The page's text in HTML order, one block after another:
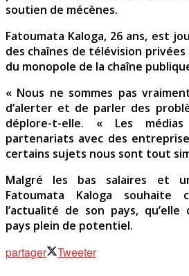
soutien de mécènes.
Fatoumata Kaloga, 26 ans, est
des chaînes de télévision
du monopole de la chaîne
« Nous ne sommes pas
d’alerter et de parler des
déplore-t-elle. « Les
partenariats avec des
certains sujets nous sont tout
Malgré les bas salaires et
Fatoumata Kaloga souhaite
l’actualité de son pays, qu’elle
pays plein de potentiel.
partager Tweeter